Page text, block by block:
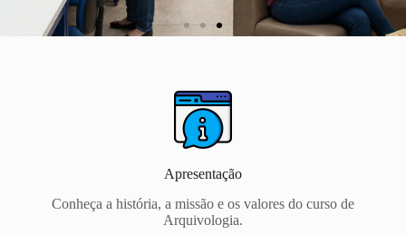
Arquivologia
Faculdade de Ciência da
Apresentação
Conheça a história, a missão e os valores do curso de
Arquivologia.